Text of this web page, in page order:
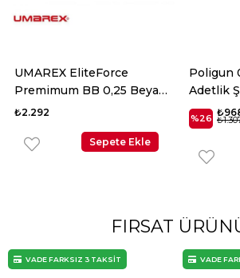
UMAREX EliteForce
Premimum BB 0,25 Beyaz
2700 Adet
₺2.292
Sepete Ekle
Poligun
Adetlik
%26
FIRSAT
VADE FARKSIZ 3 TAKSİT VADE